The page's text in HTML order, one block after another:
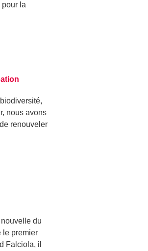
la
nous avons
renouveler
du
le premier
Falciola, il